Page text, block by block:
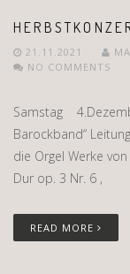
21.11.2021
NO COMMENTS
Samstag
Barockband“
die Orgel Werke
Dur op. 3 Nr. 6 ,
READ MORE